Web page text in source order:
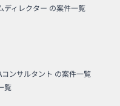
ディレクター の案件一覧
コンサルタント の案件一覧
覧